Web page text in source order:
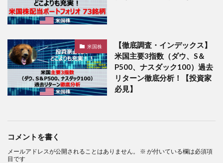
米国株
【徹底調査・インデックス】
米国主要3指数（ダウ、S＆
P500、ナスダック100）過去
リターン徹底分析！【投資家
必見】
コメントを書く
メールアドレスが公開されることはありません。 ※ が付いている欄は必須項
目です